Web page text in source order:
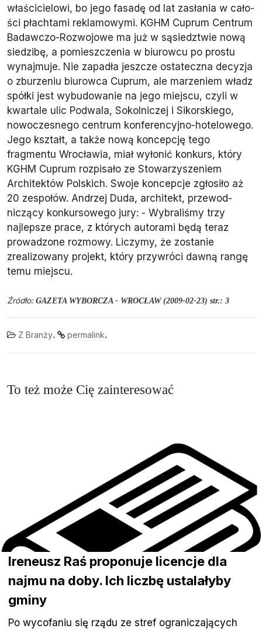
właścicielowi, bo jego fasadę od lat zasłania w cało­
ści płachtami reklamowymi. KGHM Cuprum Centrum
Badawczo-Rozwojowe ma już w sąsiedztwie nową
siedzibę, a pomieszczenia w biurowcu po prostu
wynajmuje. Nie zapadła jeszcze ostateczna de­cyzja
o zburzeniu biurowca Cuprum, ale marzeniem władz
spółki jest wy­budowanie na jego miejscu, czyli w
kwartale ulic Podwala, Sokolniczej i Sikorskiego,
nowoczesnego centrum konferencyjno-hotelowego.
Jego kształt, a także nową koncepcję tego
fragmentu Wrocławia, miał wyłonić konkurs, który
KGHM Cuprum roz­pisało ze Stowarzyszeniem
Architek­tów Polskich. Swoje koncepcje zgło­siło aż
20 zespołów. Andrzej Duda, architekt, przewod­
niczący konkursowego jury: - Wybra­liśmy trzy
najlepsze prace, z których autorami będą teraz
prowadzone roz­mowy. Liczymy, że zostanie
zrealizo­wany projekt, który przywróci dawną rangę
temu miejscu.
Źródło: GAZETA WYBORCZA - WROCŁAW (2009-02-23) str.: 3
Z Branży. permalink.
To też może Cię zainteresować
Ireneusz Raś proponuje licencje dla
najmu na doby. Ich liczbę ustalałyby
gminy
Po wycofaniu się rządu ze stref ograniczających